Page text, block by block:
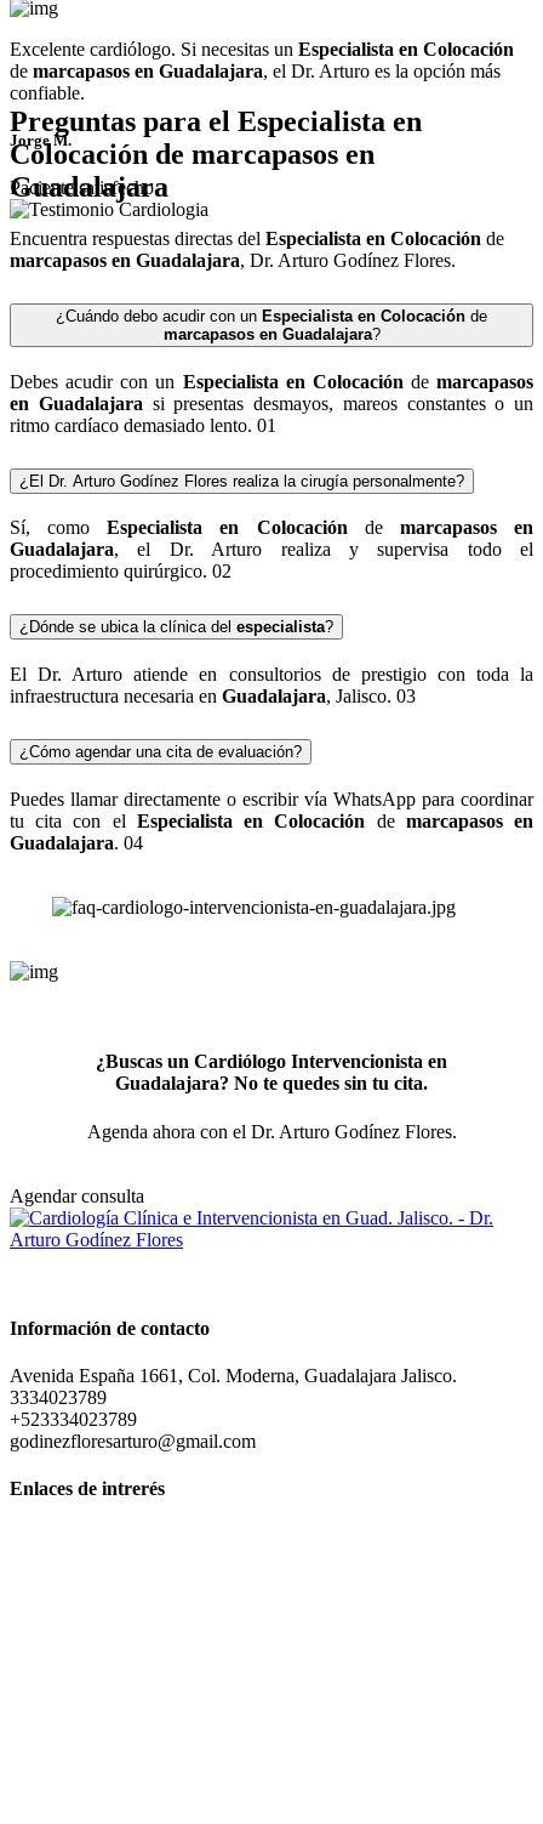
Excelente cardiólogo. Si necesitas un Especialista en Colocación
de marcapasos en Guadalajara, el Dr. Arturo es la opción más
confiable.
Jorge M.
Paciente satisfecho
Preguntas para el Especialista en
Colocación de marcapasos en
Guadalajara
Encuentra respuestas directas del Especialista en Colocación de
marcapasos en Guadalajara, Dr. Arturo Godínez Flores.
¿Cuándo debo acudir con un Especialista en Colocación de
marcapasos en Guadalajara?
Debes acudir con un Especialista en Colocación de marcapasos
en Guadalajara si presentas desmayos, mareos constantes o un
ritmo cardíaco demasiado lento. 01
¿El Dr. Arturo Godínez Flores realiza la cirugía personalmente?
Sí, comoEspecialista en Colocaciónde marcapasos en
Guadalajara, el Dr. Arturo realiza y supervisa todo el
procedimiento quirúrgico. 02
¿Dónde se ubica la clínica del especialista?
El Dr. Arturo atiende en consultorios de prestigio con toda la
infraestructura necesaria en Guadalajara, Jalisco. 03
¿Cómo agendar una cita de evaluación?
Puedes llamar directamente o escribir vía WhatsApp para coordinar
tu cita con el Especialista en Colocación de marcapasos en
Guadalajara. 04
¿Buscas un Cardiólogo Intervencionista en
Guadalajara? No te quedes sin tu cita.
Agenda ahora con el Dr. Arturo Godínez Flores.
Agendar consulta
Información de contacto
Avenida España 1661, Col. Moderna, Guadalajara Jalisco.
3334023789
+523334023789
godinezfloresarturo@gmail.com
Enlaces de intrerés